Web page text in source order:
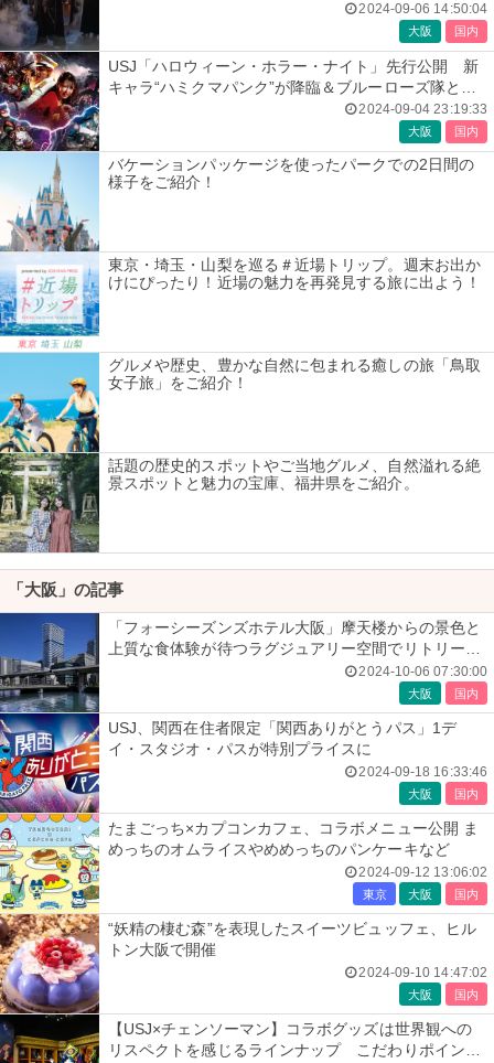
2024-09-06 14:50:04
大阪 国内
USJ「ハロウィーン・ホラー・ナイト」先行公開 新
キャラ“ハミクマパンク”が降臨＆ブルーローズ隊と凶
2024-09-04 23:19:33
大阪 国内
バケーションパッケージを使ったパークでの2日間の
様子をご紹介！
東京・埼玉・山梨を巡る＃近場トリップ。週末お出か
けにぴったり！近場の魅力を再発見する旅に出よう！
グルメや歴史、豊かな自然に包まれる癒しの旅「鳥取
女子旅」をご紹介！
話題の歴史的スポットやご当地グルメ、自然溢れる絶
景スポットと魅力の宝庫、福井県をご紹介。
「大阪」の記事
「フォーシーズンズホテル大阪」摩天楼からの景色と
上質な食体験が待つラグジュアリー空間でリトリート
2024-10-06 07:30:00
大阪 国内
USJ、関西在住者限定「関西ありがとうパス」1デ
イ・スタジオ・パスが特別プライスに
2024-09-18 16:33:46
大阪 国内
たまごっち×カプコンカフェ、コラボメニュー公開 ま
めっちのオムライスやめめっちのパンケーキなど
2024-09-12 13:06:02
東京 大阪 国内
“妖精の棲む森”を表現したスイーツビュッフェ、ヒル
トン大阪で開催
2024-09-10 14:47:02
大阪 国内
【USJ×チェンソーマン】コラボグッズは世界観への
リスペクトを感じるラインナップ こだわりポイント